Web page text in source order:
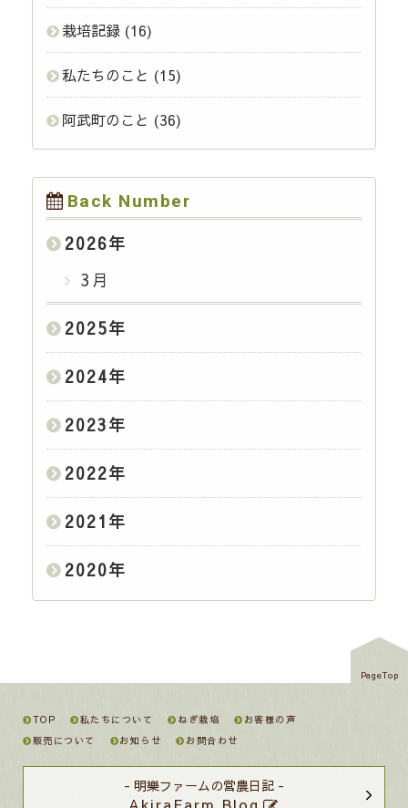
栽培記録(16)
私たちのこと (15)
阿武町のこと (36)
Back Number
2026年
3月
2025年
2024年
2023年
2022年
2021 年
2020年
PageTop
TOP 私たちについて ねぎ栽培
お客様の声
販売について
お知らせ お問合わせ
- 明樂ファームの営農日記 -